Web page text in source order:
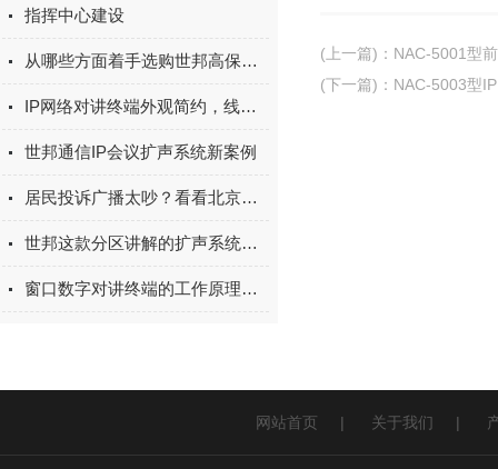
指挥中心建设
从哪些方面着手选购世邦高保真拾音器？
IP网络对讲终端外观简约，线条优美
世邦通信IP会议扩声系统新案例
居民投诉广播太吵？看看北京小学的静音操场
世邦这款分区讲解的扩声系统，为何大受欢迎？
窗口数字对讲终端的工作原理是什么？
(上一篇) ： NAC-5001型
(下一篇) ： NAC-5003型
网站首页 | 关于我们 |